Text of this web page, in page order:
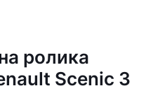
ролика
Scenic 3